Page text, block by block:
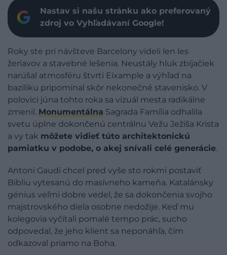
Nastav si našu stránku ako preferovaný
zdroj vo Vyhľadávaní Google!
Roky ste pri návšteve Barcelony videli len les
žeriavov a stavebné lešenia. Neustály hluk zbíjačiek
narúšal atmosféru štvrti Eixample a výhľad na
baziliku pripomínal skôr nekonečné stavenisko. V
polovici júna tohto roka sa vizuál mesta radikálne
zmenil. Monumentálna Sagrada Família odhalila
svetu úplne dokončenú centrálnu Vežu Ježiša Krista
a vy tak môžete vidieť túto architektonickú
pamiatku v podobe, o akej snívali celé generácie.
Antoni Gaudí chcel pred vyše sto rokmi postaviť
Bibliu vytesanú do masívneho kameňa. Katalánsky
génius veľmi dobre vedel, že sa dokončenia svojho
majstrovského diela osobne nedožije. Keď mu
kolegovia vyčítali pomalé tempo prác, sucho
odpovedal, že jeho klient sa neponáhľa, čím
odkazoval priamo na Boha.